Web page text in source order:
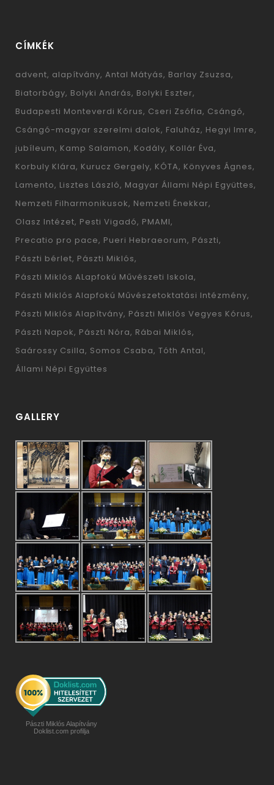
CÍMKÉK
advent alapítvány Antal Mátyás Barlay Zsuzsa
Biatorbágy Bolyki András Bolyki Eszter
Budapesti Monteverdi Kórus Cseri Zsófia Csángó
Csángó-magyar szerelmi dalok Faluház Hegyi Imre
jubíleum Kamp Salamon Kodály Kollár Éva
Korbuly Klára Kurucz Gergely KÓTA Könyves Ágnes
Lamento Lisztes László Magyar Állami Népi Együttes
Nemzeti Filharmonikusok Nemzeti Énekkar
Olasz Intézet Pesti Vigadó PMAMI
Precatio pro pace Pueri Hebraeorum Pászti
Pászti bérlet Pászti Miklós
Pászti Miklós ALapfokú Művészeti Iskola
Pászti Miklós Alapfokú Művészetoktatási Intézmény
Pászti Miklós Alapítvány Pászti Miklós Vegyes Kórus
Pászti Napok Pászti Nóra Rábai Miklós
Saárossy Csilla Somos Csaba Tóth Antal
Állami Népi Együttes
GALLERY
Pászti Miklós Alapítvány
Doklist.com profilja